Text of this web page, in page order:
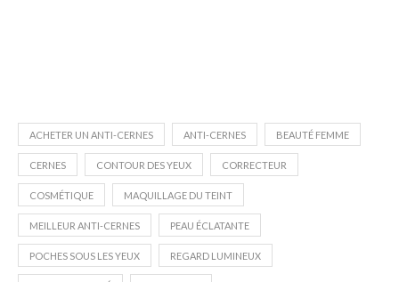
ACHETER UN ANTI-CERNES ANTI-CERNES BEAUTÉ FEMME
CERNES CONTOUR DES YEUX CORRECTEUR
COSMÉTIQUE MAQUILLAGE DU TEINT
MEILLEUR ANTI-CERNES PEAU ÉCLATANTE
POCHES SOUS LES YEUX REGARD LUMINEUX